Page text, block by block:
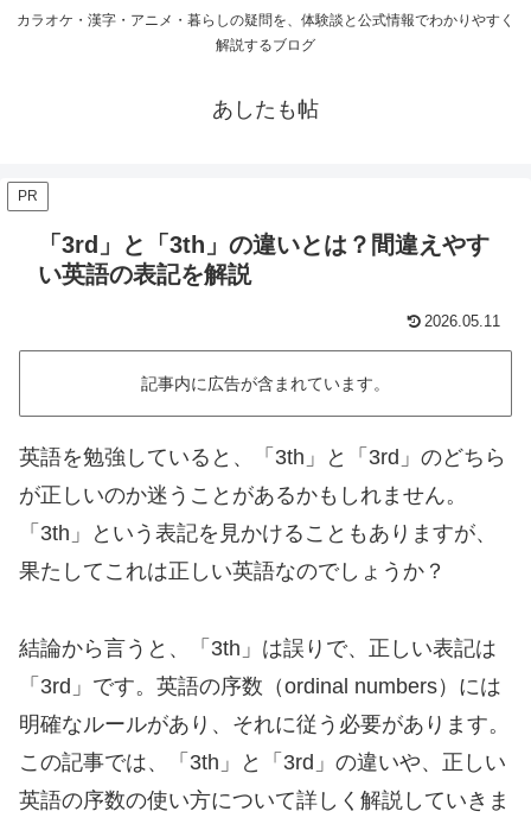
カラオケ・漢字・アニメ・暮らしの疑問を、体験談と公式情報でわかりやすく
解説するブログ
あしたも帖
PR
「3rd」と「3th」の違いとは？間違えやす
い英語の表記を解説
2026.05.11
記事内に広告が含まれています。
英語を勉強していると、「3th」と「3rd」のどちら
が正しいのか迷うことがあるかもしれません。
「3th」という表記を見かけることもありますが、
果たしてこれは正しい英語なのでしょうか？
結論から言うと、「3th」は誤りで、正しい表記は
「3rd」です。英語の序数（ordinal numbers）には
明確なルールがあり、それに従う必要があります。
この記事では、「3th」と「3rd」の違いや、正しい
英語の序数の使い方について詳しく解説していきま